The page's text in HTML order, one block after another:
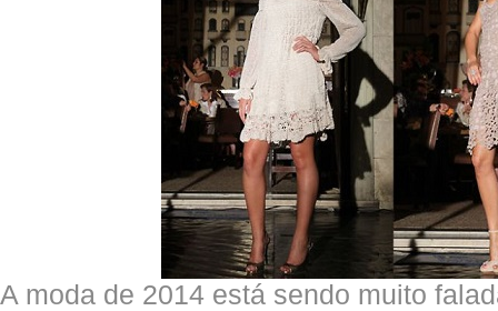
A moda de 2014 está sendo muito